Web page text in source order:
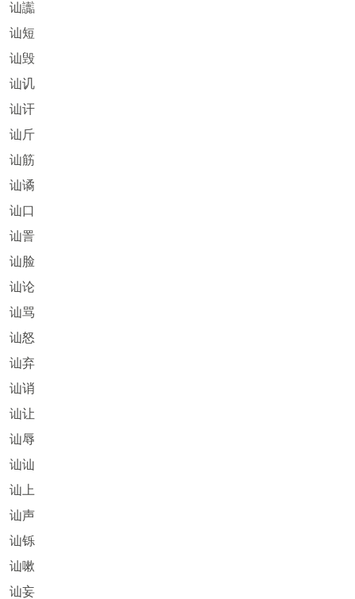
讪讟
讪短
讪毁
讪讥
讪讦
讪斤
讪筋
讪谲
讪口
讪詈
讪脸
讪论
讪骂
讪怒
讪弃
讪诮
讪让
讪辱
讪讪
讪上
讪声
讪铄
讪嗽
讪妄